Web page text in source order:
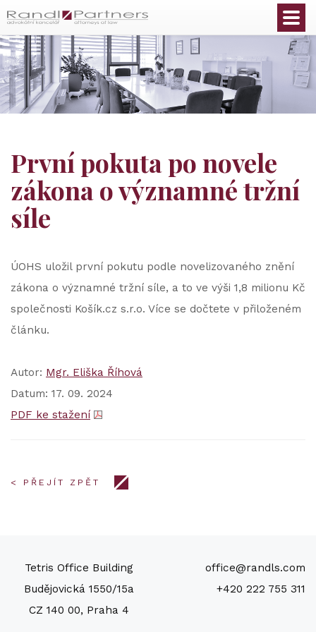
První pokuta po novele
zákona o významné tržní
síle
ÚOHS uložil první pokutu podle novelizovaného znění
zákona o významné tržní síle, a to ve výši 1,8 milionu Kč
společnosti Košík.cz s.r.o. Více se dočtete v přiloženém
článku.
Autor: Mgr. Eliška Říhová
Datum: 17. 09. 2024
PDF ke stažení
< PŘEJÍT ZPĚT
Tetris Office Building
Budějovická 1550/15a
CZ 140 00, Praha 4
office@randls.com
+420 222 755 311
Čeština